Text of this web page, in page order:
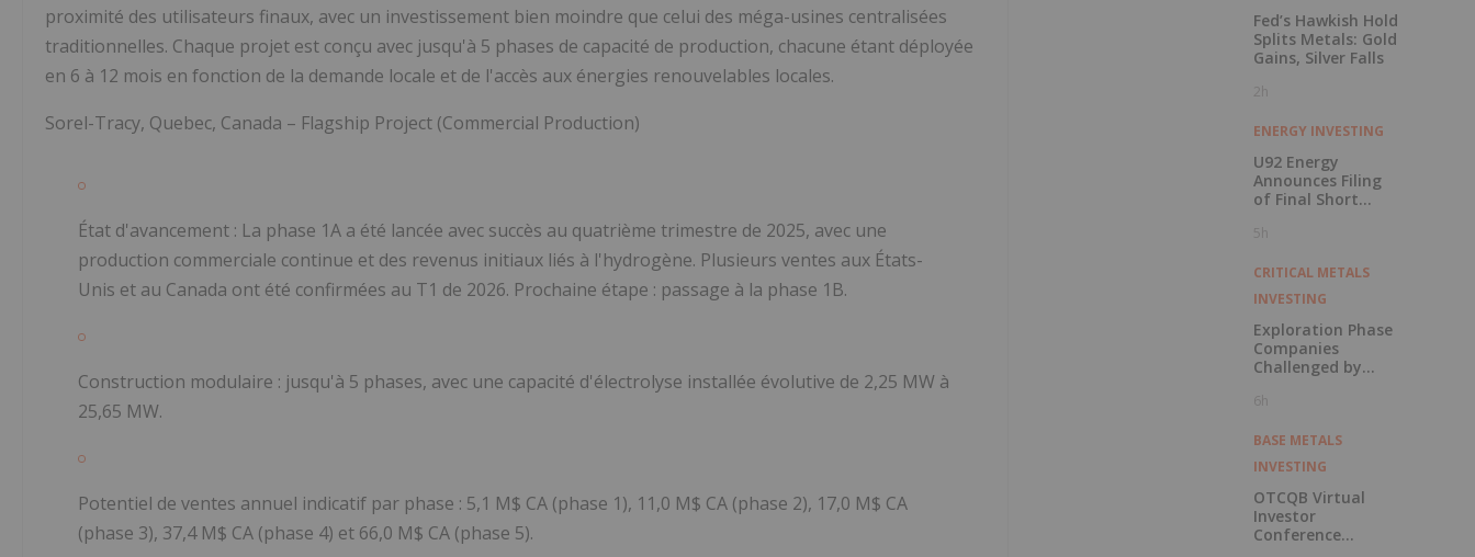
proximité des utilisateurs finaux, avec un investissement bien moindre que celui des méga-usines centralisées
traditionnelles. Chaque projet est conçu avec jusqu'à 5 phases de capacité de production, chacune étant déployée
en 6 à 12 mois en fonction de la demande locale et de l'accès aux énergies renouvelables locales.
Sorel-Tracy, Quebec, Canada – Flagship Project (Commercial Production)
État d'avancement : La phase 1A a été lancée avec succès au quatrième trimestre de 2025, avec une
production commerciale continue et des revenus initiaux liés à l'hydrogène. Plusieurs ventes aux États-
Unis et au Canada ont été confirmées au T1 de 2026. Prochaine étape : passage à la phase 1B.
Construction modulaire : jusqu'à 5 phases, avec une capacité d'électrolyse installée évolutive de 2,25 MW à
25,65 MW.
Potentiel de ventes annuel indicatif par phase : 5,1 M$ CA (phase 1), 11,0 M$ CA (phase 2), 17,0 M$ CA
(phase 3), 37,4 M$ CA (phase 4) et 66,0 M$ CA (phase 5).
Fed’s Hawkish Hold
Splits Metals: Gold
Gains, Silver Falls
2h
ENERGY INVESTING
U92 Energy
Announces Filing
of Final Short
in Connection with
5h
CRITICAL METALS
INVESTING
Exploration Phase
Companies
Challenged by
6h
BASE METALS
INVESTING
OTCQB Virtual
Investor
Conference